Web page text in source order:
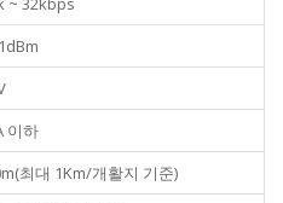
이하
최대 1Km/개활지 기준)